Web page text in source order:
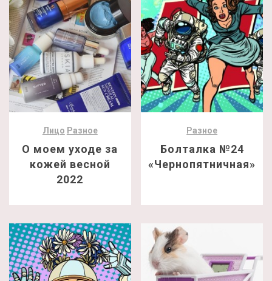
Лицо Разное
О моем уходе за
кожей весной
2022
Разное
Болталка №24
«Чернопятничная»